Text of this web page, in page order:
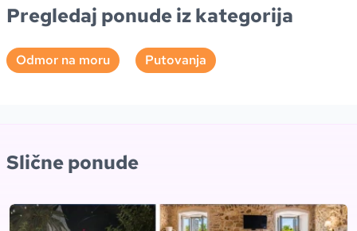
Pregledaj ponude iz kategorija
Odmor na moru Putovanja
Slične ponude